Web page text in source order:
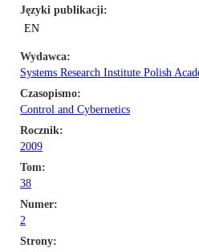
Języki publikacji
EN
Wydawca
Systems Research Institute Polish
Czasopismo
Control and Cybernetics
Rocznik
2009
Tom
38
Numer
2
Strony